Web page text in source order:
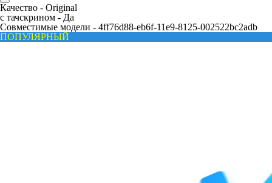
Качество - Original
с тачскрином - Да
Совместимые модели - 4ff76d88-eb6f-11e9-8125-002522bc2adb
ПОПУЛЯРНЫЙ